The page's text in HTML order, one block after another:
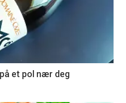
et pol nær deg